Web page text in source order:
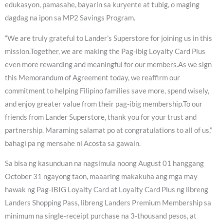
edukasyon, pamasahe, bayarin sa kuryente at tubig, o maging
dagdag na ipon sa MP2 Savings Program.
“We are truly grateful to Lander’s Superstore for joining us in this
mission.Together, we are making the Pag-ibig Loyalty Card Plus
even more rewarding and meaningful for our members.As we sign
this Memorandum of Agreement today, we reaffirm our
commitment to helping Filipino families save more, spend wisely,
and enjoy greater value from their pag-ibig membership.To our
friends from Lander Superstore, thank you for your trust and
partnership. Maraming salamat po at congratulations to all of us,”
bahagi pa ng mensahe ni Acosta sa gawain.
Sa bisa ng kasunduan na nagsimula noong August 01 hanggang
October 31 ngayong taon, maaaring makakuha ang mga may
hawak ng Pag-IBIG Loyalty Card at Loyalty Card Plus ng libreng
Landers Shopping Pass, libreng Landers Premium Membership sa
minimum na single-receipt purchase na 3-thousand pesos, at